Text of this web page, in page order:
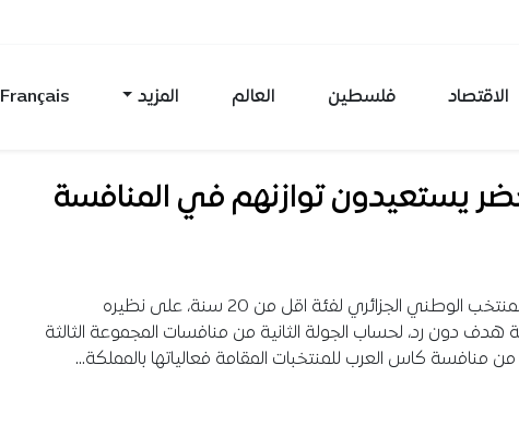
الاقتصاد فلسطين العالم المزيد Français
يستعيدون توازنهم في المنافسة
فاو امسية اليوم المنتخب الوطني الجزائري لفئة اقل من 20 سنة، على نظيره
هدف دون رد، لحساب الجولة الثانية من منافسات المجموعة الثالثة
منافسة كاس العرب للمنتخبات المقامة فعالياتها بالمملكة…